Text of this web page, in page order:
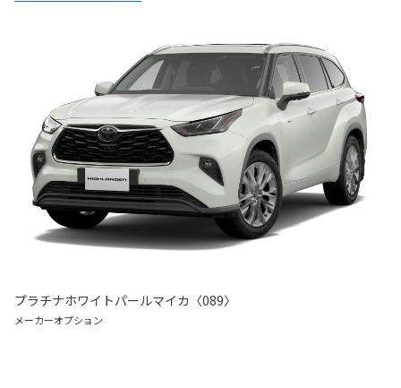
プラチナホワイトパールマイカ〈089〉
メーカーオプション